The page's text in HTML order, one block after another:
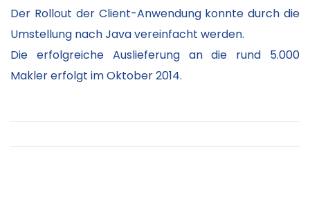
Der Rollout der Client-Anwendung konnte durch die
Umstellung nach Java vereinfacht werden.
Die erfolgreiche Auslieferung an die rund 5.000
Makler erfolgt im Oktober 2014.